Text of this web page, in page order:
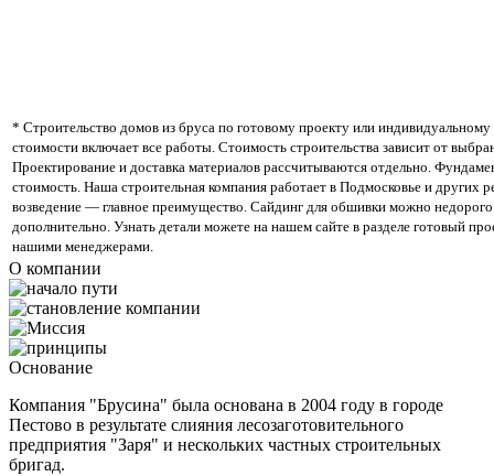
* Строительство домов из бруса по готовому проекту или индивидуальному
стоимости включает все работы. Стоимость строительства зависит от
Проектирование и доставка материалов рассчитываются отдельно.
стоимость. Наша строительная компания работает в Подмосковье и других
возведение — главное преимущество. Сайдинг для обшивки можно недорого
дополнительно. Узнать детали можете на нашем сайте в разделе готовый
нашими менеджерами.
О компании
Основание
Компания "Брусина" была основана в 2004 году в городе
Пестово в результате слияния лесозаготовительного
предприятия "Заря" и нескольких частных строительных
бригад.